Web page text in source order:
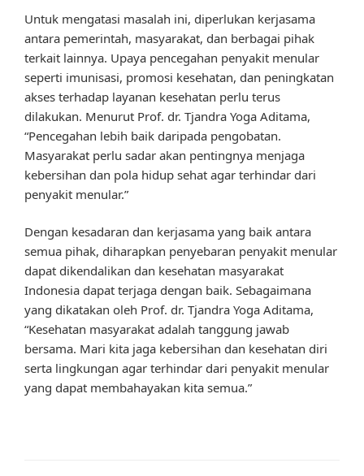
Untuk mengatasi masalah ini, diperlukan kerjasama
antara pemerintah, masyarakat, dan berbagai pihak
terkait lainnya. Upaya pencegahan penyakit menular
seperti imunisasi, promosi kesehatan, dan peningkatan
akses terhadap layanan kesehatan perlu terus
dilakukan. Menurut Prof. dr. Tjandra Yoga Aditama,
“Pencegahan lebih baik daripada pengobatan.
Masyarakat perlu sadar akan pentingnya menjaga
kebersihan dan pola hidup sehat agar terhindar dari
penyakit menular.”
Dengan kesadaran dan kerjasama yang baik antara
semua pihak, diharapkan penyebaran penyakit menular
dapat dikendalikan dan kesehatan masyarakat
Indonesia dapat terjaga dengan baik. Sebagaimana
yang dikatakan oleh Prof. dr. Tjandra Yoga Aditama,
“Kesehatan masyarakat adalah tanggung jawab
bersama. Mari kita jaga kebersihan dan kesehatan diri
serta lingkungan agar terhindar dari penyakit menular
yang dapat membahayakan kita semua.”